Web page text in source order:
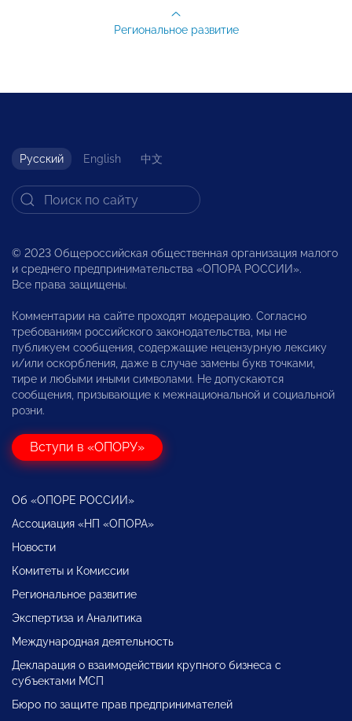
Региональное развитие
Русский English 中文
© 2023 Общероссийская общественная организация малого
и среднего предпринимательства «ОПОРА РОССИИ».
Все права защищены.
Комментарии на сайте проходят модерацию. Согласно
требованиям российского законодательства, мы не
публикуем сообщения, содержащие нецензурную лексику
и/или оскорбления, даже в случае замены букв точками,
тире и любыми иными символами. Не допускаются
сообщения, призывающие к межнациональной и социальной
розни.
Вступи в «ОПОРУ»
Об «ОПОРЕ РОССИИ»
Ассоциация «НП «ОПОРА»
Новости
Комитеты и Комиссии
Региональное развитие
Экспертиза и Аналитика
Международная деятельность
Декларация о взаимодействии крупного бизнеса с
субъектами МСП
Бюро по защите прав предпринимателей